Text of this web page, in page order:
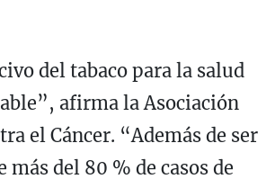
del tabaco para la salud
afirma la Asociación
el Cáncer. “Además de ser
más del 80 % de casos de